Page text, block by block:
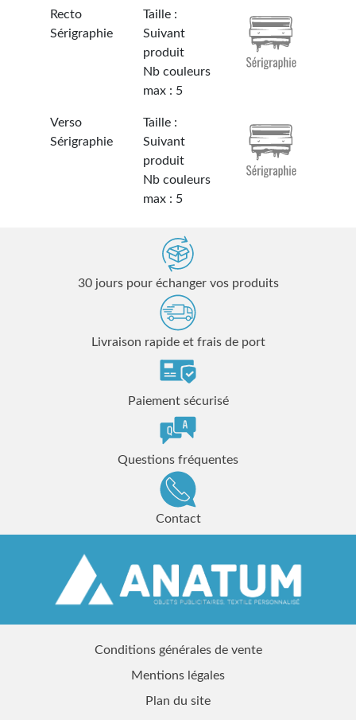
Recto
Sérigraphie
Taille :
Suivant
produit
Nb couleurs
max : 5
Verso
Sérigraphie
Taille :
Suivant
produit
Nb couleurs
max : 5
30 jours pour échanger vos produits
Livraison rapide et frais de port
Paiement sécurisé
Questions fréquentes
Contact
Conditions générales de vente
Mentions légales
Plan du site